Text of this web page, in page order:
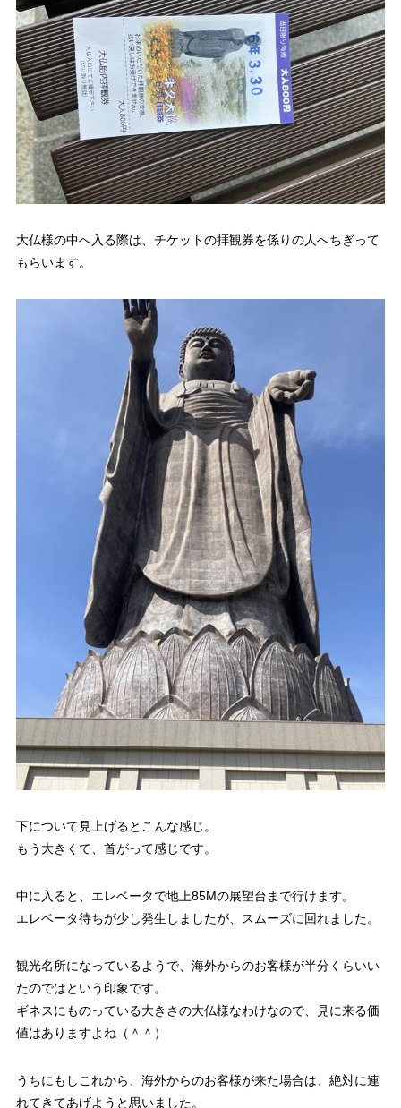
大仏様の中へ入る際は、チケットの拝観券を係りの人へちぎって
もらいます。
下について見上げるとこんな感じ。
もう大きくて、首がって感じです。
中に入ると、エレベータで地上85Mの展望台まで行けます。
エレベータ待ちが少し発生しましたが、スムーズに回れました。
観光名所になっているようで、海外からのお客様が半分くらいい
たのではという印象です。
ギネスにものっている大きさの大仏様なわけなので、見に来る価
値はありますよね（＾＾）
うちにもしこれから、海外からのお客様が来た場合は、絶対に連
れてきてあげようと思いました。